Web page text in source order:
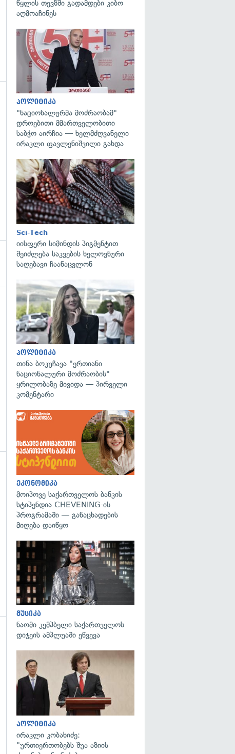
გადახედვა
გადახედვა
წყლის თევზში გადამდები კიბო
აღმოაჩინეს
პოლიტიკა
"ნაციონალურმა მოძრაობამ"
დროებითი მმართველობითი
საბჭო აირჩია — ხელმძღვანელი
ირაკლი ფავლენიშვილი გახდა
Sci-Tech
იისფერი სიმინდის პიგმენტით
შეიძლება საკვების ხელოვნური
საღებავი ჩაანაცვლონ
პოლიტიკა
თინა ბოკუჩავა "ერთიანი
ნაციონალური მოძრაობის"
ყრილობაზე მივიდა — პირველი
კომენტარი
ეკონომიკა
მოიპოვე საქართველოს ბანკის
სტიპენდია CHEVENING-ის
პროგრამაში — განაცხადების
მიღება დაიწყო
მუსიკა
ნაომი კემპბელი საქართველოს
დიჯეის ამპლუაში ეწვევა
პოლიტიკა
ირაკლი კობახიძე:
"ურთიერთობებს შუა აზიის